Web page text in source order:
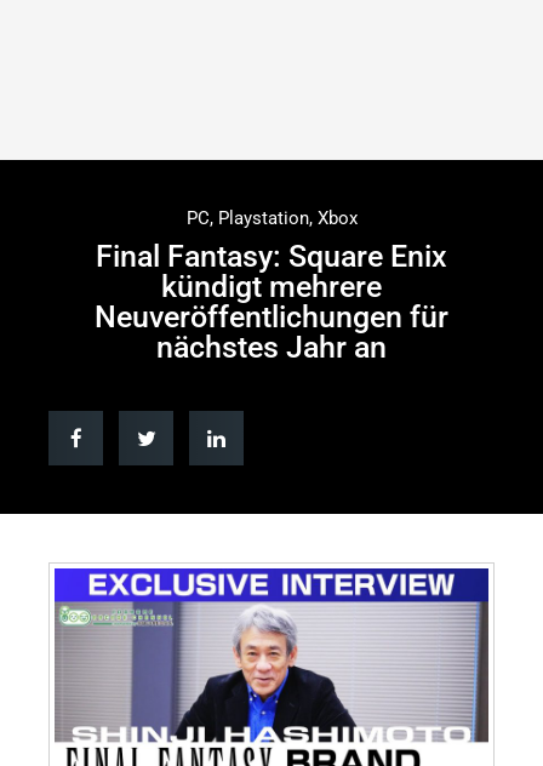
PC, Playstation, Xbox
Final Fantasy: Square Enix
kündigt mehrere
Neuveröffentlichungen für
nächstes Jahr an